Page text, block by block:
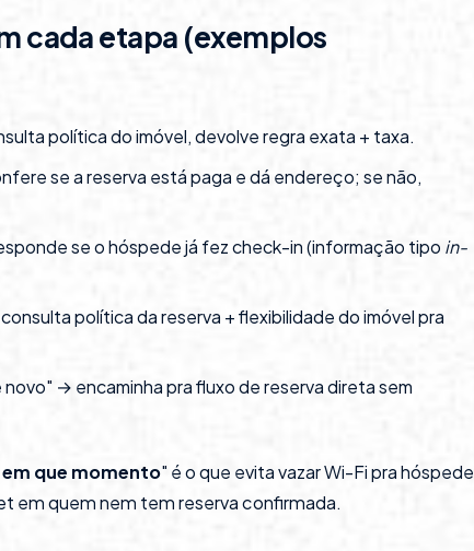
cada etapa (exemplos
política do imóvel, devolve regra exata + taxa.
se a reserva está paga e dá endereço; se não,
se o hóspede já fez check-in (informação tipo in-
política da reserva + flexibilidade do imóvel pra
→ encaminha pra fluxo de reserva direta sem
que momento" é o que evita vazar Wi-Fi pra hóspede
em quem nem tem reserva confirmada.